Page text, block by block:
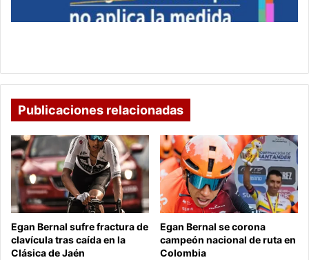
Publicaciones relacionadas
Egan Bernal sufre fractura de
clavícula tras caída en la
Clásica de Jaén
Egan Bernal se corona
campeón nacional de ruta en
Colombia